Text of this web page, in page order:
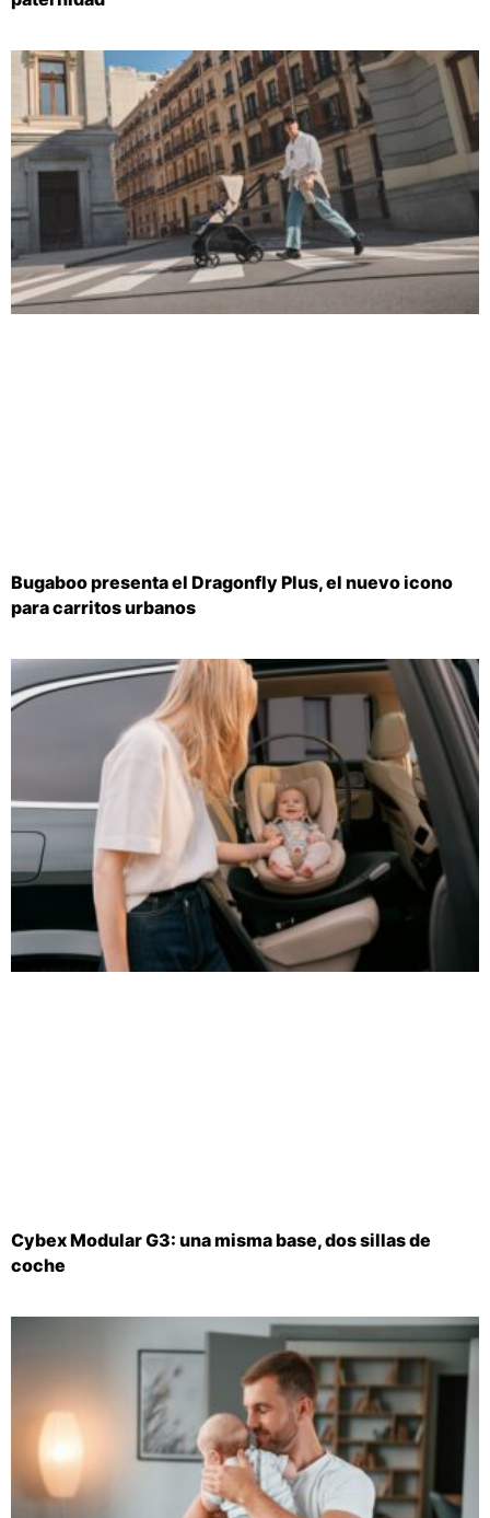
Bugaboo presenta el Dragonfly Plus, el nuevo icono
para carritos urbanos
Cybex Modular G3: una misma base, dos sillas de
coche